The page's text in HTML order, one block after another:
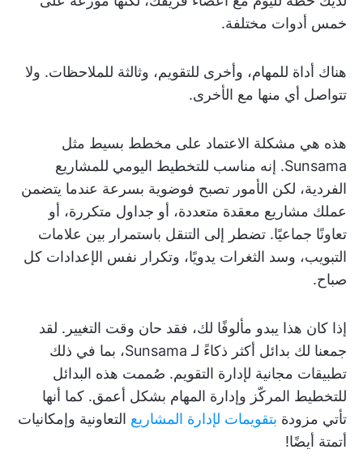
خمس أدوات مختلفة.
هناك أداة للمهام، وأخرى للتقويم، وثالثة للملاحظات. ولا
تتواصل أي منها مع الأخرى.
هذه هي مشكلة الاعتماد على مخطط بسيط مثل
Sunsama. إنه مناسب للتخطيط اليومي للمشاريع
الفردية، لكن الأمور تصبح فوضوية بسرعة عندما يتضمن
عملك مشاريع معقدة متعددة، أو جداول متكررة، أو
تعاونًا جماعيًا. تضطر إلى التنقل باستمرار بين علامات
التبويب، وسد الثغرات يدويًا، وتكرار نفس الإعدادات كل
صباح.
إذا كان هذا يبدو مألوفًا لك، فقد حان وقت التغيير. لقد
جمعنا لك بدائل أكثر ذكاءً لـ Sunsama، بما في ذلك
تطبيقات مجانية لإدارة التقويم. صُممت هذه البدائل
للتخطيط المركّز وإدارة المهام بشكل أعمق. كما أنها
تأتي مزودة بتقويمات لإدارة المشاريع التعاونية وإمكانيات
أتمتة أيضًا!